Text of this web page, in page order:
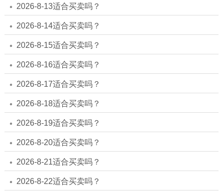
2026-8-13适合买卖吗？
2026-8-14适合买卖吗？
2026-8-15适合买卖吗？
2026-8-16适合买卖吗？
2026-8-17适合买卖吗？
2026-8-18适合买卖吗？
2026-8-19适合买卖吗？
2026-8-20适合买卖吗？
2026-8-21适合买卖吗？
2026-8-22适合买卖吗？